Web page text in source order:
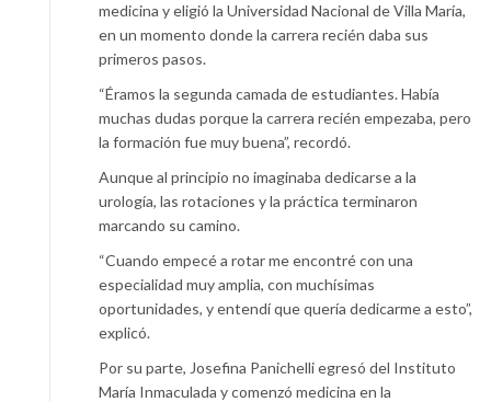
medicina y eligió la Universidad Nacional de Villa María,
en un momento donde la carrera recién daba sus
primeros pasos.
“Éramos la segunda camada de estudiantes. Había
muchas dudas porque la carrera recién empezaba, pero
la formación fue muy buena”, recordó.
Aunque al principio no imaginaba dedicarse a la
urología, las rotaciones y la práctica terminaron
marcando su camino.
“Cuando empecé a rotar me encontré con una
especialidad muy amplia, con muchísimas
oportunidades, y entendí que quería dedicarme a esto”,
explicó.
Por su parte, Josefina Panichelli egresó del Instituto
María Inmaculada y comenzó medicina en la